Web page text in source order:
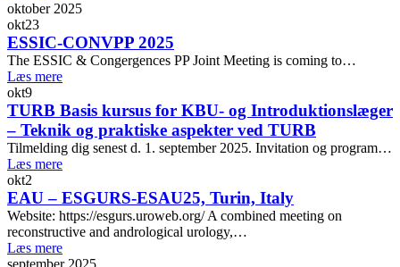
oktober 2025
okt23
ESSIC-CONVPP 2025
The ESSIC & Congergences PP Joint Meeting is coming to…
Læs mere
okt9
TURB Basis kursus for KBU- og Introduktionslæger
– Teknik og praktiske aspekter ved TURB
Tilmelding dig senest d. 1. september 2025. Invitation og program…
Læs mere
okt2
EAU – ESGURS-ESAU25, Turin, Italy
Website: https://esgurs.uroweb.org/ A combined meeting on
reconstructive and andrological urology,…
Læs mere
september 2025